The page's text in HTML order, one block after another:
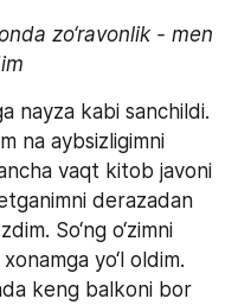
zo‘ravonlik - men
nayza kabi sanchildi.
na aybsizligimni
vaqt kitob javoni
derazadan
So‘ng o‘zimni
yo‘l oldim.
keng balkoni bor